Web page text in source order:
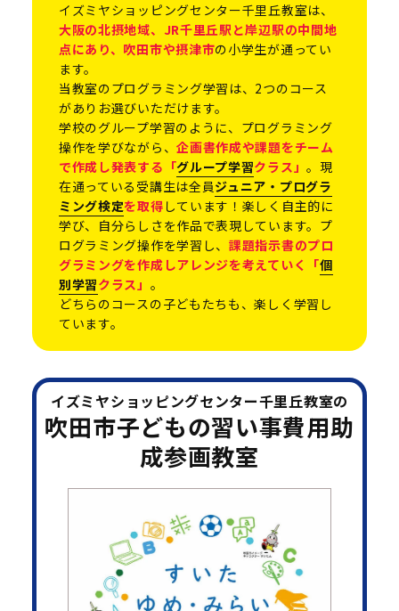
イズミヤショッピングセンター千里丘教室は、
大阪の北摂地域、JR千里丘駅と岸辺駅の中間地
点にあり、吹田市や摂津市の小学生が通ってい
ます。
当教室のプログラミング学習は、2つのコース
がありお選びいただけます。
学校のグループ学習のように、プログラミング
操作を学びながら、企画書作成や課題をチーム
で作成し発表する「グループ学習クラス」。現
在通っている受講生は全員ジュニア・プログラ
ミング検定を取得 しています！楽しく自主的に
学び、自分らしさを作品で表現しています。プ
ログラミング操作を学習し、課題指示書のプロ
グラミングを作成しアレンジを考えていく「個
別学習クラス」 。
どちらのコースの子どもたちも、楽しく学習し
ています。
イズミヤショッピングセンター千里丘教室の
吹田市子どもの習い事費用助
成参画教室